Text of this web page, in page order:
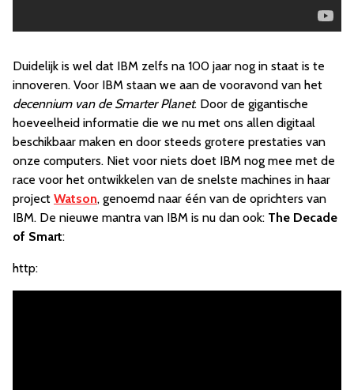
Duidelijk is wel dat IBM zelfs na 100 jaar nog in staat is te
innoveren. Voor IBM staan we aan de vooravond van het
decennium van de Smarter Planet. Door de gigantische
hoeveelheid informatie die we nu met ons allen digitaal
beschikbaar maken en door steeds grotere prestaties van
onze computers. Niet voor niets doet IBM nog mee met de
race voor het ontwikkelen van de snelste machines in haar
project Watson, genoemd naar één van de oprichters van
IBM. De nieuwe mantra van IBM is nu dan ook: The Decade
of Smart:
http: